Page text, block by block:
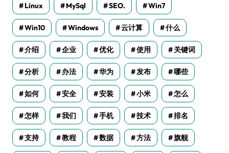
Linux MySql SEO. Win7
Win10 Windows 云计算 什么
介绍 企业 优化 使用 关键词
分析 办法 华为 发布 哪些
如何 安全 安装 小米 怎么
怎样 我们 手机 技术 排名
支持 教程 数据 方法 旗舰